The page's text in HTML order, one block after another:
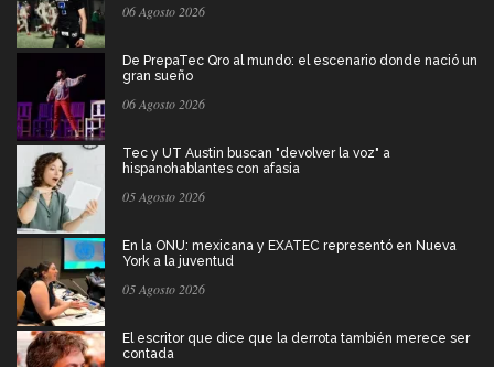
06 Agosto 2026
De PrepaTec Qro al mundo: el escenario donde nació un
gran sueño
06 Agosto 2026
Tec y UT Austin buscan "devolver la voz" a
hispanohablantes con afasia
05 Agosto 2026
En la ONU: mexicana y EXATEC representó en Nueva
York a la juventud
05 Agosto 2026
El escritor que dice que la derrota también merece ser
contada